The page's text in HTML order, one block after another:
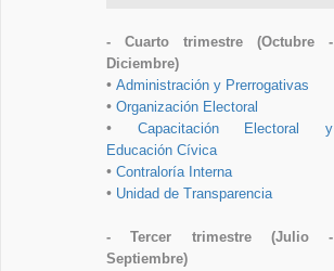
- Cuarto trimestre (Octubre -
Diciembre)
• Administración y Prerrogativas
• Organización Electoral
• Capacitación Electoral y
Educación Cívica
• Contraloría Interna
• Unidad de Transparencia
- Tercer trimestre (Julio -
Septiembre)